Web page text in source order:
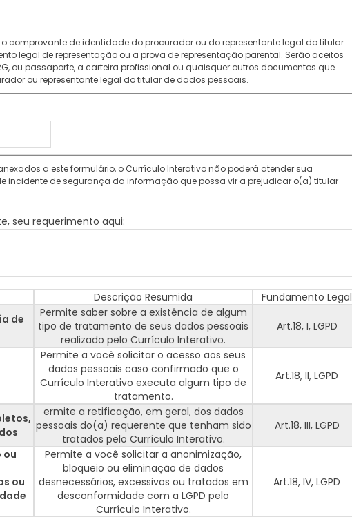
comprovante de identidade do procurador ou do representante legal do titular
legal de representação ou a prova de representação parental. Serão aceitos
ou passaporte, a carteira profissional ou quaisquer outros documentos que
ou representante legal do titular de dados pessoais.
a este formulário, o Currículo Interativo não poderá atender sua
incidente de segurança da informação que possa vir a prejudicar o(a) titular
seu requerimento aqui:
Descrição Resumida
Fundamento Legal
de
Permite saber sobre a existência de algum
tipo de tratamento de seus dados pessoais
realizado pelo Currículo Interativo.
Art.18, I, LGPD
Permite a você solicitar o acesso aos seus
dados pessoais caso confirmado que o
Currículo Interativo executa algum tipo de
tratamento.
Art.18, II, LGPD
ermite a retificação, em geral, dos dados
pessoais do(a) requerente que tenham sido
tratados pelo Currículo Interativo.
Art.18, III, LGPD
ou
ou
Permite a você solicitar a anonimização,
bloqueio ou eliminação de dados
desnecessários, excessivos ou tratados em
desconformidade com a LGPD pelo
Currículo Interativo.
Art.18, IV, LGPD